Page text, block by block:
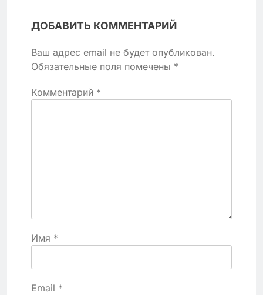
ДОБАВИТЬ КОММЕНТАРИЙ
Ваш адрес email не будет опубликован.
Обязательные поля помечены *
Комментарий *
Имя *
Email *